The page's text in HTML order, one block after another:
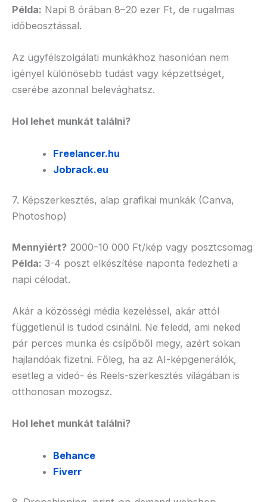
Példa: Napi 8 órában 8–20 ezer Ft, de rugalmas
időbeosztással.
Az ügyfélszolgálati munkákhoz hasonlóan nem
igényel különösebb tudást vagy képzettséget,
cserébe azonnal belevághatsz.
Hol lehet munkát találni?
Freelancer.hu
Jobrack.eu
7. Képszerkesztés, alap grafikai munkák (Canva,
Photoshop)
Mennyiért? 2000–10 000 Ft/kép vagy posztcsomag
Példa: 3-4 poszt elkészítése naponta fedezheti a
napi célodat.
Akár a közösségi média kezeléssel, akár attól
függetlenül is tudod csinálni. Ne feledd, ami neked
pár perces munka és csípőből megy, azért sokan
hajlandóak fizetni. Főleg, ha az AI-képgenerálók,
esetleg a videó- és Reels-szerkesztés világában is
otthonosan mozogsz.
Hol lehet munkát találni?
Behance
Fiverr